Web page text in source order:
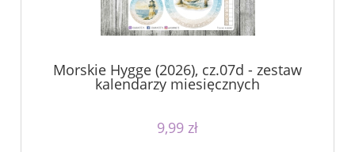
Morskie Hygge (2026), cz.07d - zestaw
kalendarzy miesięcznych
9,99 zł